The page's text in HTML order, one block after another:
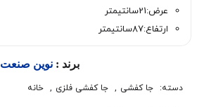
عرض:21سانتیمتر
ارتفاع:87سانتیمتر
برند :نوین صنعت
دسته: جا کفشی , جا کفشی فلزی , خانه